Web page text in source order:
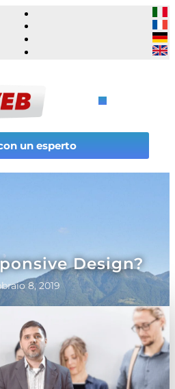
un esperto
Design?
8, 2019